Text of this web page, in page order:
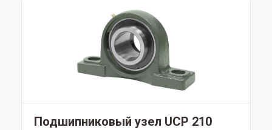
Подшипниковый узел UCP 210